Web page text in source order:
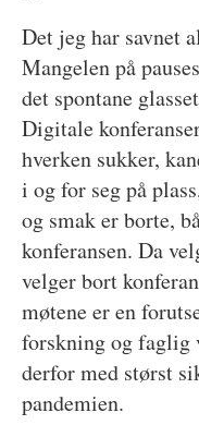
Det jeg har savnet
Mangelen på
det spontane
Digitale
hverken sukker,
i og for seg på
og smak er borte,
konferansen. Da
velger bort
møtene er en
forskning og
derfor med størst
pandemien.